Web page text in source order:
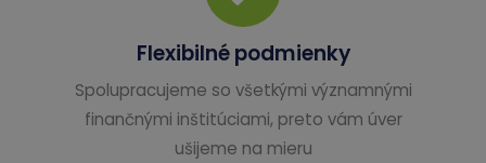
Flexibilné podmienky
Spolupracujeme so všetkými významnými
finančnými inštitúciami, preto vám úver
ušijeme na mieru